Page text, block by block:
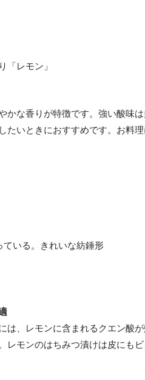
「レモン」
かな香りが特徴です。強い酸味
たいときにおすすめです。お料理
いる。きれいな紡錘形
は、レモンに含まれるクエン酸
レモンのはちみつ漬けは皮にも